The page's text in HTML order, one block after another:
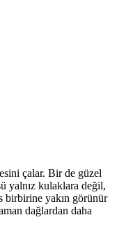
çalar. Bir de güzel
yalnız kulaklara değil,
birbirine yakın görünür
dağlardan daha